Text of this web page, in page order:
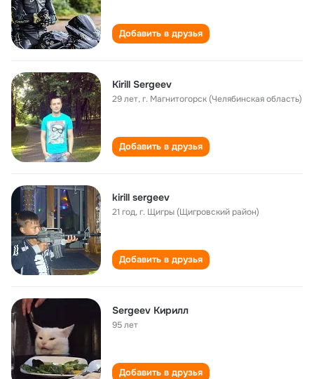
Добавить в друзья
Kirill Sergeev
29 лет,г. Магнитогорск (Челябинская область)
Добавить в друзья
kirill sergeev
21 год,г. Щигры (Щигровский район)
Добавить в друзья
Sergeev Кирилл
95 лет
Добавить в друзья